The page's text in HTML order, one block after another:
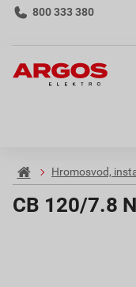
800 333 380
Hromosvod,
CB 120/7.8